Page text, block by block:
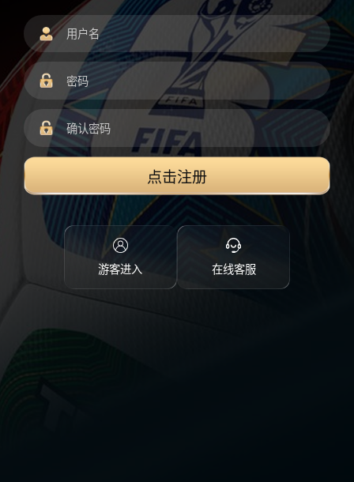
点击注册
游客进入 在线客服